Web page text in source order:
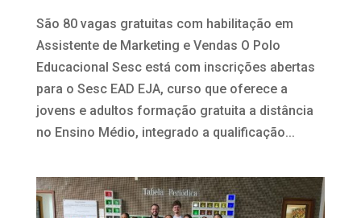
São 80 vagas gratuitas com habilitação em
Assistente de Marketing e Vendas O Polo
Educacional Sesc está com inscrições abertas
para o Sesc EAD EJA, curso que oferece a
jovens e adultos formação gratuita a distância
no Ensino Médio, integrado a qualificação...